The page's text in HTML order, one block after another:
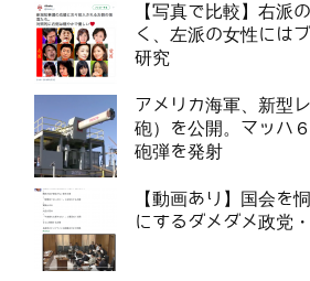
【写真で比較】右派
く、左派の女性には
研究
アメリカ海軍、新型
砲）を公開。マッハ
砲弾を発射
【動画あり】国会を
にするダメダメ政党